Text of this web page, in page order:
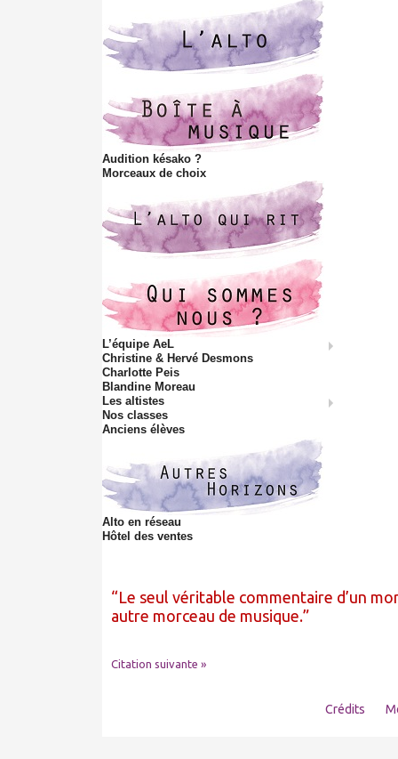
Audition késako ?
Morceaux de choix
L’équipe AeL
Christine & Hervé Desmons
Charlotte Peis
Blandine Moreau
Les altistes
Nos classes
Anciens élèves
Alto en réseau
Hôtel des ventes
Le seul véritable commentaire d’un
autre morceau de musique.
Citation suivante »
Crédits